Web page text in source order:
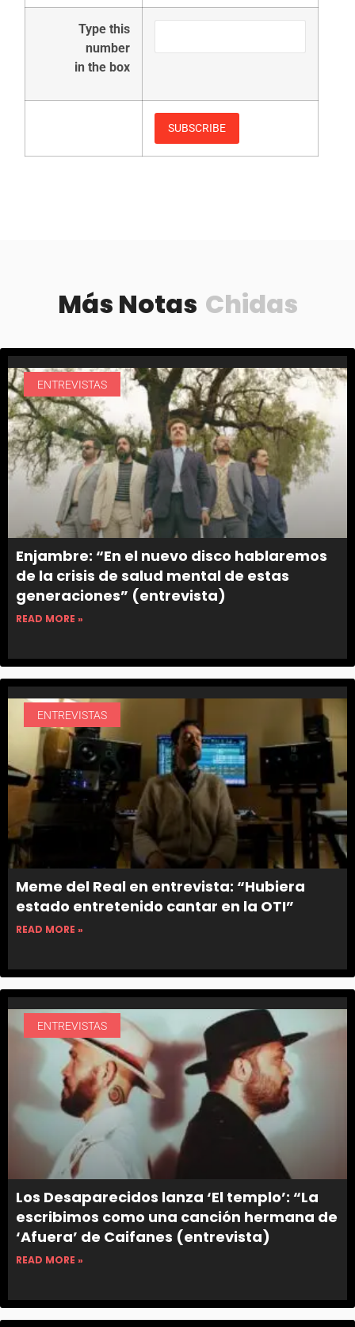
Type this
number
in the box
Más Notas Chidas
ENTREVISTAS
Enjambre: “En el nuevo disco hablaremos
de la crisis de salud mental de estas
generaciones” (entrevista)
READ MORE »
ENTREVISTAS
Meme del Real en entrevista: “Hubiera
estado entretenido cantar en la OTI”
READ MORE »
ENTREVISTAS
Los Desaparecidos lanza ‘El templo’: “La
escribimos como una canción hermana de
‘Afuera’ de Caifanes (entrevista)
READ MORE »